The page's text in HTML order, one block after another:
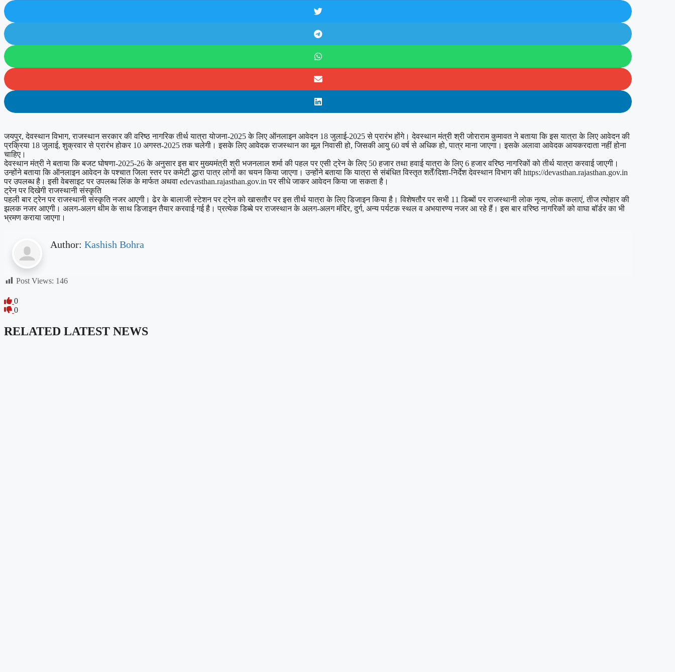
जयपुर, देवस्थान विभाग, राजस्थान सरकार की वरिष्ठ नागरिक तीर्थ यात्रा योजना-2025 के लिए ऑनलाइन आवेदन 18 जुलाई-2025 से प्रारंभ होंगे। देवस्थान मंत्री श्री जोराराम कुमावत ने बताया कि इस यात्रा के लिए आवेदन की
प्रक्रिया 18 जुलाई, शुक्रवार से प्रारंभ होकर 10 अगस्त-2025 तक चलेगी। इसके लिए आवेदक राजस्थान का मूल निवासी हो, जिसकी आयु 60 वर्ष से अधिक हो, पात्र माना जाएगा। इसके अलावा आवेदक आयकरदाता नहीं होना
चाहिए।
देवस्थान मंत्री ने बताया कि बजट घोषणा-2025-26 के अनुसार इस बार मुख्यमंत्री श्री भजनलाल शर्मा की पहल पर एसी ट्रेन के लिए 50 हजार तथा हवाई यात्रा के लिए 6 हजार वरिष्ठ नागरिकों को तीर्थ यात्रा करवाई जाएगी।
उन्होंने बताया कि ऑनलाइन आवेदन के पश्चात जिला स्तर पर कमेटी द्धारा पात्र लोगों का चयन किया जाएगा। उन्होंने बताया कि यात्रा से संबंधित विस्तृत शर्तें/दिशा-निर्देश देवस्थान विभाग की https://devasthan.rajasthan.gov.in
पर उपलब्ध है। इसी वेबसाइट पर उपलब्ध लिंक के मार्फत अथवा edevasthan.rajasthan.gov.in पर सीधे जाकर आवेदन किया जा सकता है।
ट्रेन पर दिखेगी राजस्थानी संस्कृति
पहली बार ट्रेन पर राजस्थानी संस्कृति नजर आएगी। ढेर के बालाजी स्टेशन पर ट्रेन को खासतौर पर इस तीर्थ यात्रा के लिए डिजाइन किया है। विशेषतौर पर सभी 11 डिब्बों पर राजस्थानी लोक नृत्य, लोक कलाएं, तीज त्योहार की
झलक नजर आएगी। अलग-अलग थीम के साथ डिजाइन तैयार करवाई गई है। प्रत्येक डिब्बे पर राजस्थान के अलग-अलग मंदिर, दुर्ग, अन्य पर्यटक स्थल व अभयारण्य नजर आ रहे हैं। इस बार वरिष्ठ नागरिकों को वाघा बॉर्डर का भी
भ्रमण कराया जाएगा।
Author: Kashish Bohra
Post Views: 146
0
0
RELATED LATEST NEWS